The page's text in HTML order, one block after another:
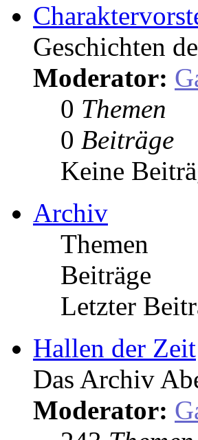
Geschichten
Moderator:
0 Themen
0 Beiträge
Keine
Archiv
Themen
Beiträge
Letzter
Hallen der Zeit
Das Archiv
Moderator: